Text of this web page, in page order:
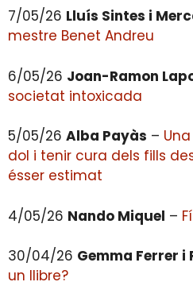
7/05/26 Lluís Sintes i
mestre Benet Andreu
6/05/26 Joan-Ramon
societat intoxicada
5/05/26 Alba Payàs –
dol i tenir cura dels fills
ésser estimat
4/05/26 Nando Miquel –
30/04/26 Gemma Ferrer i
un llibre?